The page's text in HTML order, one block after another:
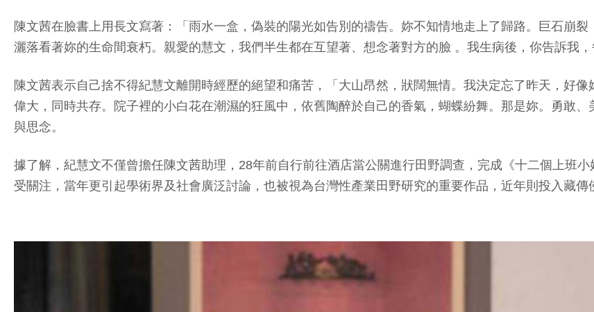
陳文茜在臉書上用長文寫著：「雨水一盒，偽裝的陽光如告別的禱告。妳不知情地走上了歸路。巨石崩
灑落看著妳的生命間衰朽。親愛的慧文，我們半生都在互望著、想念著對方的臉 。我生病後，你告訴我
陳文茜表示自己捨不得紀慧文離開時經歷的絕望和痛苦，「大山昂然，狀闊無情。我決定忘了昨天，好
偉大，同時共存。院子裡的小白花在潮濕的狂風中，依舊陶醉於自己的香氣，蝴蝶紛舞。那是妳。勇敢
與思念。
據了解，紀慧文不僅曾擔任陳文茜助理，28年前自行前往酒店當公關進行田野調查，完成《十二個上班
受關注，當年更引起學術界及社會廣泛討論，也被視為台灣性產業田野研究的重要作品，近年則投入藏